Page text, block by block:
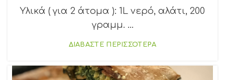
Υλικά ( για 2 άτομα ): 1L νερό, αλάτι, 200
γραμμ. ...
ΔΙΑΒΑΣΤΕ ΠΕΡΙΣΣΟΤΕΡΑ